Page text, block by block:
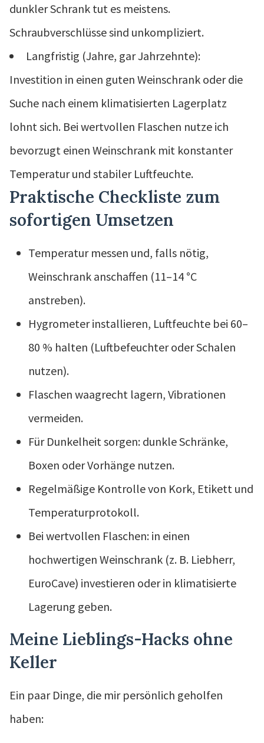
dunkler Schrank tut es meistens.
Schraubverschlüsse sind unkompliziert.
Langfristig (Jahre, gar Jahrzehnte):
Investition in einen guten Weinschrank oder die
Suche nach einem klimatisierten Lagerplatz
lohnt sich. Bei wertvollen Flaschen nutze ich
bevorzugt einen Weinschrank mit konstanter
Temperatur und stabiler Luftfeuchte.
Praktische Checkliste zum
sofortigen Umsetzen
Temperatur messen und, falls nötig,
Weinschrank anschaffen (11–14 °C
anstreben).
Hygrometer installieren, Luftfeuchte bei 60–
80 % halten (Luftbefeuchter oder Schalen
nutzen).
Flaschen waagrecht lagern, Vibrationen
vermeiden.
Für Dunkelheit sorgen: dunkle Schränke,
Boxen oder Vorhänge nutzen.
Regelmäßige Kontrolle von Kork, Etikett und
Temperaturprotokoll.
Bei wertvollen Flaschen: in einen
hochwertigen Weinschrank (z. B. Liebherr,
EuroCave) investieren oder in klimatisierte
Lagerung geben.
Meine Lieblings-Hacks ohne
Keller
Ein paar Dinge, die mir persönlich geholfen
haben: